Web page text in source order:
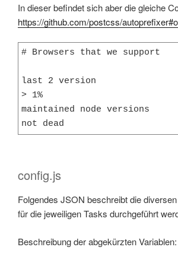
In dieser befindet sich aber die gleiche
https://github.com/postcss/
# Browsers that we support
last 2 version
> 1%
maintained node versions
not dead
config.js
Folgendes JSON beschreibt die
für die jeweiligen Tasks durchgeführt
Beschreibung der abgekürzten Variablen: